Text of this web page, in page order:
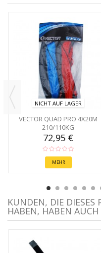
NICHT AUF LAGER
VECTOR QUAD PRO 4X20M
210/110KG
72,95 €
MEHR
KUNDEN, DIE DIESES
HABEN, HABEN AUCH